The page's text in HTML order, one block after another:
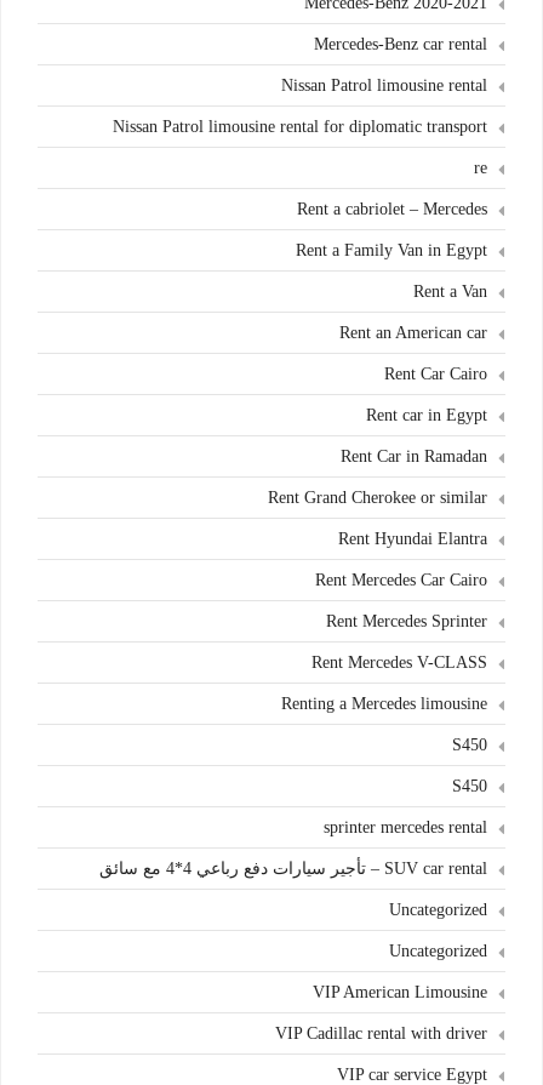
Mercedes-Benz car rental
Nissan Patrol limousine rental
Nissan Patrol limousine rental for diplomatic transport
re
Rent a cabriolet – Mercedes
Rent a Family Van in Egypt
Rent a Van
Rent an American car
Rent Car Cairo
Rent car in Egypt
Rent Car in Ramadan
Rent Grand Cherokee or similar
Rent Hyundai Elantra
Rent Mercedes Car Cairo
Rent Mercedes Sprinter
Rent Mercedes V-CLASS
Renting a Mercedes limousine
S450
S450
sprinter mercedes rental
SUV car rental – تأجير سيارات دفع رباعي 4*4 مع سائق
Uncategorized
Uncategorized
VIP American Limousine
VIP Cadillac rental with driver
VIP car service Egypt